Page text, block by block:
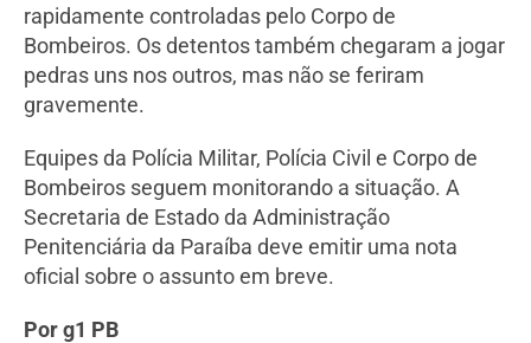
rapidamente controladas pelo Corpo de
Bombeiros. Os detentos também chegaram a jogar
pedras uns nos outros, mas não se feriram
gravemente.
Equipes da Polícia Militar, Polícia Civil e Corpo de
Bombeiros seguem monitorando a situação. A
Secretaria de Estado da Administração
Penitenciária da Paraíba deve emitir uma nota
oficial sobre o assunto em breve.
Por g1 PB